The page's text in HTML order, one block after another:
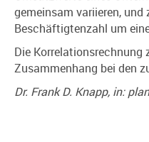
gemeinsam variieren,
Beschäftigtenzahl um
Die
Zusammenhang bei den
Dr. Frank D. Knapp, in: